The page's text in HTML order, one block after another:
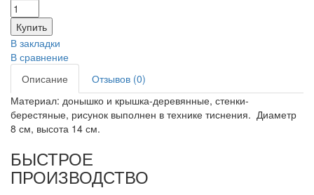
В закладки
В сравнение
Описание
Отзывов (0)
Материал: донышко и крышка-деревянные, стенки-
берестяные, рисунок выполнен в технике тиснения. Диаметр
8 см, высота 14 см.
БЫСТРОЕ
ПРОИЗВОДСТВО